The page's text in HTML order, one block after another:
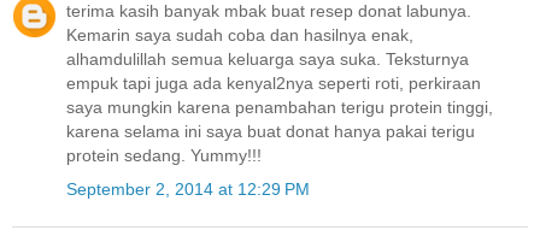
terima kasih banyak mbak buat resep donat labunya.
Kemarin saya sudah coba dan hasilnya enak,
alhamdulillah semua keluarga saya suka. Teksturnya
empuk tapi juga ada kenyal2nya seperti roti, perkiraan
saya mungkin karena penambahan terigu protein tinggi,
karena selama ini saya buat donat hanya pakai terigu
protein sedang. Yummy!!!
September 2, 2014 at 12:29 PM